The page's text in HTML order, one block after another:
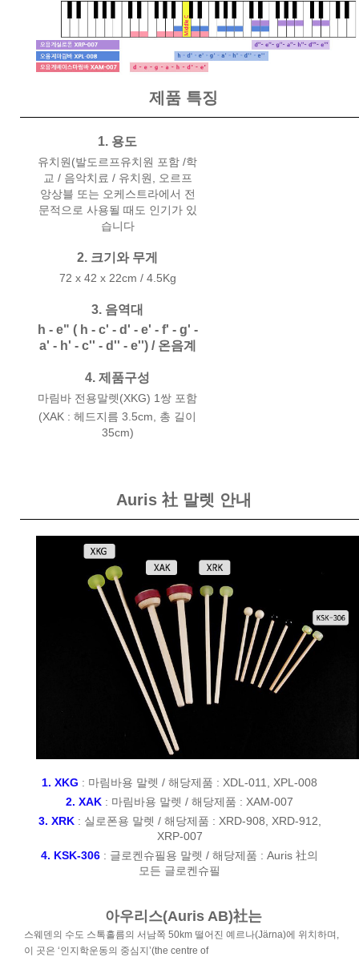
제품 특징
1. 용도
유치원(발도르프유치원 포함 /학
교 / 음악치료 / 유치원, 오르프
앙상블 또는 오케스트라에서 전
문적으로 사용될 때도 인기가 있
습니다
2. 크기와 무게
72 x 42 x 22cm / 4.5Kg
3. 음역대
h - e" ( h - c' - d' - e' - f' - g' -
a' - h' - c'' - d'' - e'') / 온음계
4. 제품구성
마림바 전용말렛(XKG) 1쌍 포함
(XAK : 헤드지름 3.5cm, 총 길이
35cm)
Auris 社 말렛 안내
1. XKG : 마림바용 말렛 / 해당제품 : XDL-011
XPL-008
2. XAK : 마림바용 말렛 / 해당제품 : XAM-007
3. XRK: 실로폰용 말렛 / 해당제품 : XRD-908 XRD-912
XRP-007
4. KSK-306 : 글로켄슈필용 말렛 / 해당제품 : Auris 社의
모든 글로켄슈필
아우리스(Auris AB)社는
스웨덴의 수도 스톡홀름의 서남쪽 50km 떨어진 예르나(Järna)에 위치하며,
이 곳은 ‘인지학운동의 중심지’(the centre of